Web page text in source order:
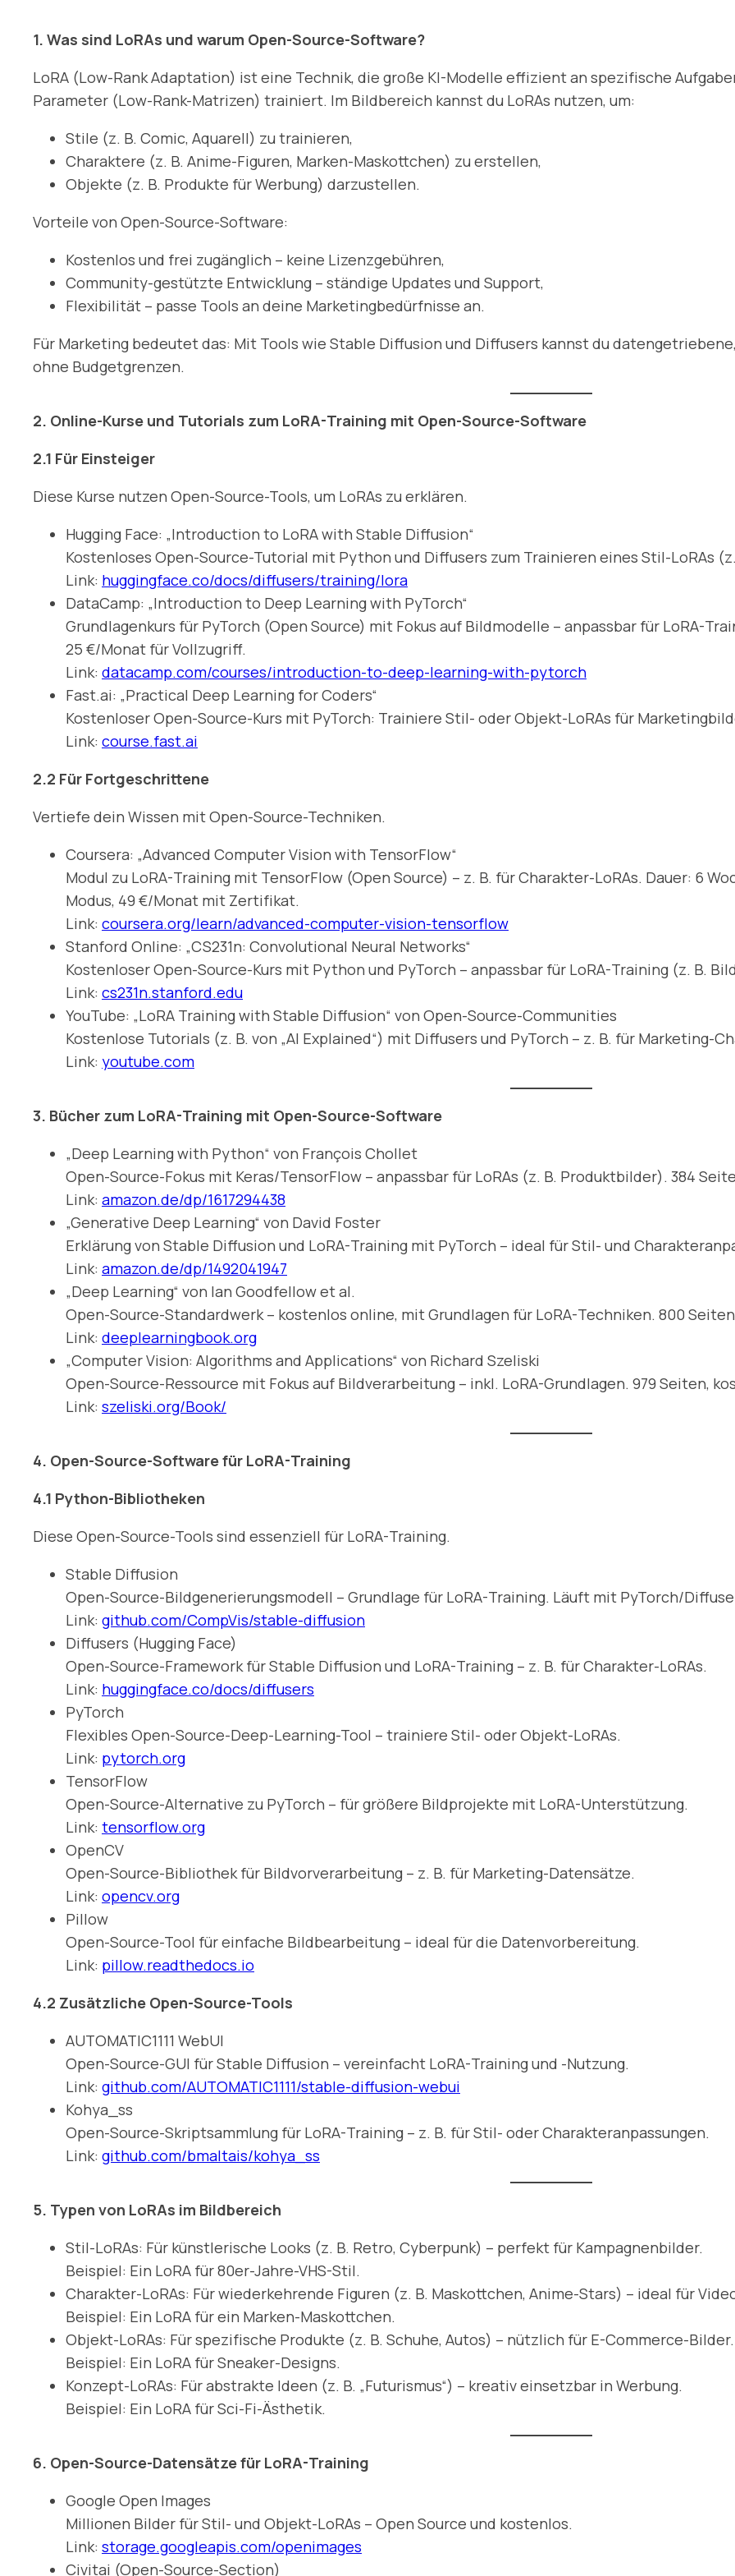
1. Was sind LoRAs und warum Open-Source-Software?
LoRA (Low-Rank Adaptation) ist eine Technik, die große KI-Modelle effizient an spezifische
Parameter (Low-Rank-Matrizen) trainiert. Im Bildbereich kannst du LoRAs nutzen, um:
Stile (z. B. Comic, Aquarell) zu trainieren,
Charaktere (z. B. Anime-Figuren, Marken-Maskottchen) zu erstellen,
Objekte (z. B. Produkte für Werbung) darzustellen.
Vorteile von Open-Source-Software:
Kostenlos und frei zugänglich – keine Lizenzgebühren,
Community-gestützte Entwicklung – ständige Updates und Support,
Flexibilität – passe Tools an deine Marketingbedürfnisse an.
Für Marketing bedeutet das: Mit Tools wie Stable Diffusion und Diffusers kannst du
ohne Budgetgrenzen.
2. Online-Kurse und Tutorials zum LoRA-Training mit Open-Source-Software
2.1 Für Einsteiger
Diese Kurse nutzen Open-Source-Tools, um LoRAs zu erklären.
Hugging Face: „Introduction to LoRA with Stable Diffusion“
Kostenloses Open-Source-Tutorial mit Python und Diffusers zum Trainieren eines Stil-LoRAs
Link: huggingface.co/docs/diffusers/training/lora
DataCamp: „Introduction to Deep Learning with PyTorch“
Grundlagenkurs für PyTorch (Open Source) mit Fokus auf Bildmodelle – anpassbar für LoRA-
25 €/Monat für Vollzugriff.
Link: datacamp.com/courses/introduction-to-deep-learning-with-pytorch
Fast.ai: „Practical Deep Learning for Coders“
Kostenloser Open-Source-Kurs mit PyTorch: Trainiere Stil- oder Objekt-LoRAs für
Link: course.fast.ai
2.2 Für Fortgeschrittene
Vertiefe dein Wissen mit Open-Source-Techniken.
Coursera: „Advanced Computer Vision with TensorFlow“
Modul zu LoRA-Training mit TensorFlow (Open Source) – z. B. für Charakter-LoRAs. Dauer: 6
Modus, 49 €/Monat mit Zertifikat.
Link: coursera.org/learn/advanced-computer-vision-tensorflow
Stanford Online: „CS231n: Convolutional Neural Networks“
Kostenloser Open-Source-Kurs mit Python und PyTorch – anpassbar für LoRA-Training (z. B.
Link: cs231n.stanford.edu
YouTube: „LoRA Training with Stable Diffusion“ von Open-Source-Communities
Kostenlose Tutorials (z. B. von „AI Explained“) mit Diffusers und PyTorch – z. B. für Marketing-
Link: youtube.com
3. Bücher zum LoRA-Training mit Open-Source-Software
„Deep Learning with Python“ von François Chollet
Open-Source-Fokus mit Keras/TensorFlow – anpassbar für LoRAs (z. B. Produktbilder). 384
Link: amazon.de/dp/1617294438
„Generative Deep Learning“ von David Foster
Erklärung von Stable Diffusion und LoRA-Training mit PyTorch – ideal für Stil- und
Link: amazon.de/dp/1492041947
„Deep Learning“ von Ian Goodfellow et al.
Open-Source-Standardwerk – kostenlos online, mit Grundlagen für LoRA-Techniken. 800
Link: deeplearningbook.org
„Computer Vision: Algorithms and Applications“ von Richard Szeliski
Open-Source-Ressource mit Fokus auf Bildverarbeitung – inkl. LoRA-Grundlagen. 979 Seiten,
Link: szeliski.org/Book/
4. Open-Source-Software für LoRA-Training
4.1 Python-Bibliotheken
Diese Open-Source-Tools sind essenziell für LoRA-Training.
Stable Diffusion
Open-Source-Bildgenerierungsmodell – Grundlage für LoRA-Training. Läuft mit PyTorch/
Link: github.com/CompVis/stable-diffusion
Diffusers (Hugging Face)
Open-Source-Framework für Stable Diffusion und LoRA-Training – z. B. für Charakter-LoRAs.
Link: huggingface.co/docs/diffusers
PyTorch
Flexibles Open-Source-Deep-Learning-Tool – trainiere Stil- oder Objekt-LoRAs.
Link: pytorch.org
TensorFlow
Open-Source-Alternative zu PyTorch – für größere Bildprojekte mit LoRA-Unterstützung.
Link: tensorflow.org
OpenCV
Open-Source-Bibliothek für Bildvorverarbeitung – z. B. für Marketing-Datensätze.
Link: opencv.org
Pillow
Open-Source-Tool für einfache Bildbearbeitung – ideal für die Datenvorbereitung.
Link: pillow.readthedocs.io
4.2 Zusätzliche Open-Source-Tools
AUTOMATIC1111 WebUI
Open-Source-GUI für Stable Diffusion – vereinfacht LoRA-Training und -Nutzung.
Link: github.com/AUTOMATIC1111/stable-diffusion-webui
Kohya_ss
Open-Source-Skriptsammlung für LoRA-Training – z. B. für Stil- oder Charakteranpassungen.
Link: github.com/bmaltais/kohya_ss
5. Typen von LoRAs im Bildbereich
Stil-LoRAs: Für künstlerische Looks (z. B. Retro, Cyberpunk) – perfekt für Kampagnenbilder.
Beispiel: Ein LoRA für 80er-Jahre-VHS-Stil.
Charakter-LoRAs: Für wiederkehrende Figuren (z. B. Maskottchen, Anime-Stars) – ideal für
Beispiel: Ein LoRA für ein Marken-Maskottchen.
Objekt-LoRAs: Für spezifische Produkte (z. B. Schuhe, Autos) – nützlich für E-Commerce-Bilder.
Beispiel: Ein LoRA für Sneaker-Designs.
Konzept-LoRAs: Für abstrakte Ideen (z. B. „Futurismus“) – kreativ einsetzbar in Werbung.
Beispiel: Ein LoRA für Sci-Fi-Ästhetik.
6. Open-Source-Datensätze für LoRA-Training
Google Open Images
Millionen Bilder für Stil- und Objekt-LoRAs – Open Source und kostenlos.
Link: storage.googleapis.com/openimages
Civitai (Open-Source-Section)